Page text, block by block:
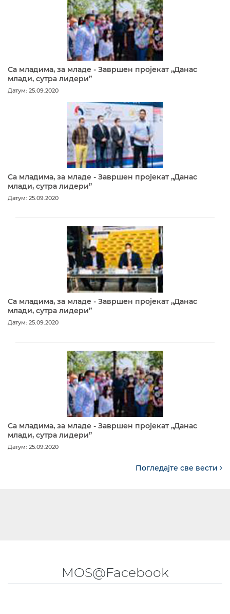
Са младима, за младе - Завршен пројекат „Данас
млади, сутра лидери”
Датум: 25.09.2020
Са младима, за младе - Завршен пројекат „Данас
млади, сутра лидери”
Датум: 25.09.2020
Са младима, за младе - Завршен пројекат „Данас
млади, сутра лидери”
Датум: 25.09.2020
Са младима, за младе - Завршен пројекат „Данас
млади, сутра лидери”
Датум: 25.09.2020
Погледајте све вести
MOS@Facebook